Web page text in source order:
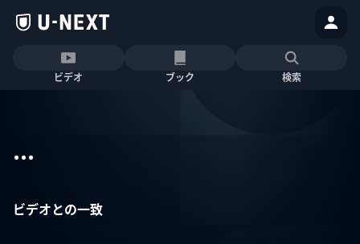
ビデオ ブック 検索
...
ビデオとの一致